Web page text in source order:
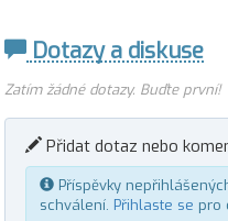
Dotazy a diskuse
Zatím žádné dotazy. Buďte první!
Přidat dotaz nebo
Příspěvky
schválení. Přihlaste se pro